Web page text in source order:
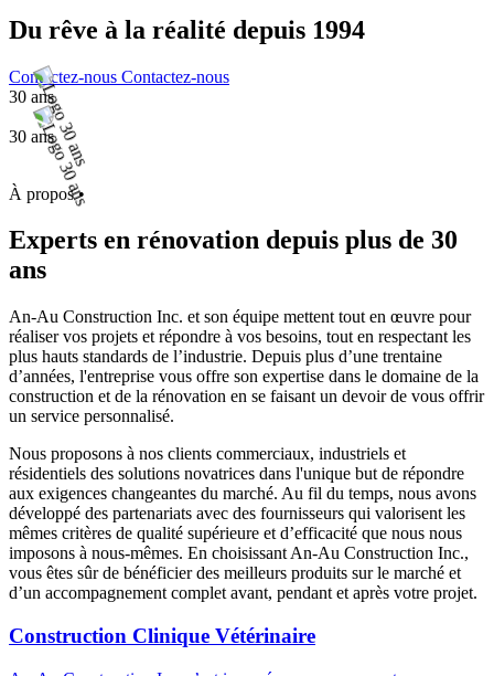
Du rêve à la réalité depuis 1994
Contactez-nous Contactez-nous
30 ans
30 ans
À propos•
Experts en rénovation depuis plus de 30
ans
An-Au Construction Inc. et son équipe mettent tout en œuvre pour
réaliser vos projets et répondre à vos besoins, tout en respectant les
plus hauts standards de l’industrie. Depuis plus d’une trentaine
d’années, l'entreprise vous offre son expertise dans le domaine de la
construction et de la rénovation en se faisant un devoir de vous offrir
un service personnalisé.
Nous proposons à nos clients commerciaux, industriels et
résidentiels des solutions novatrices dans l'unique but de répondre
aux exigences changeantes du marché. Au fil du temps, nous avons
développé des partenariats avec des fournisseurs qui valorisent les
mêmes critères de qualité supérieure et d’efficacité que nous nous
imposons à nous-mêmes. En choisissant An-Au Construction Inc.,
vous êtes sûr de bénéficier des meilleurs produits sur le marché et
d’un accompagnement complet avant, pendant et après votre projet.
Construction Clinique Vétérinaire